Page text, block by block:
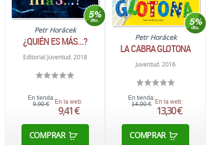
Petr Horácek
¿QUIÉN ES MÁS...?
Editorial Juventud. 2018
En tienda:
9,90 €
En la web:
9,41 €
COMPRAR
Petr Horácek
LA CABRA GLOTONA
Juventud. 2016
En tienda:
14,00 €
En la web:
13,30 €
COMPRAR